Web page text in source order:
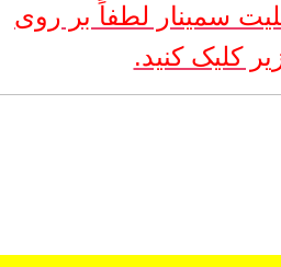
سمینار لطفاً بر روی
کلیک کنید.